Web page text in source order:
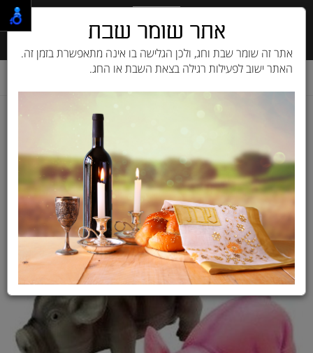
חזיר מצפצף גדול לטקס
אתר שומר שבת
אתר זה שומר שבת וחג, ולכן הגלישה בו אינה מתאפשרת בזמן זה.
האתר ישוב לפעילות רגילה בצאת השבת או החג.